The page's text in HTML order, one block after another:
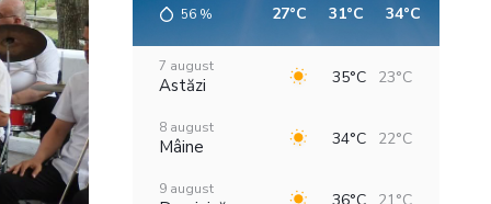
56 % 27°C 31°C 34°C
7 august
Astăzi 35°C 23°C
8 august
Mâine 34°C 22°C
9 august
36°C 21°C